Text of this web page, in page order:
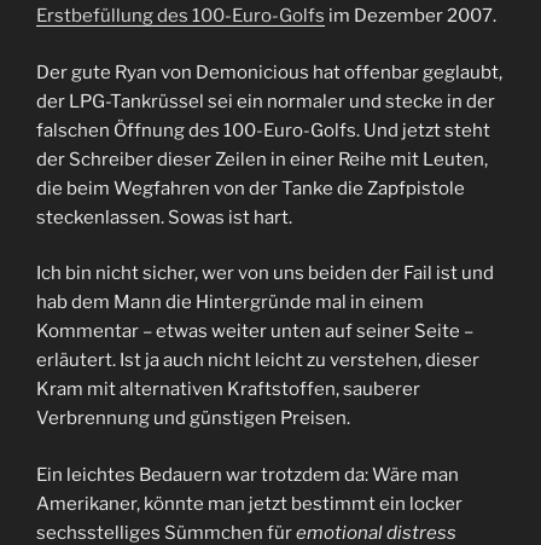
Erstbefüllung des 100-Euro-Golfs im Dezember 2007.
Der gute Ryan von Demonicious hat offenbar geglaubt,
der LPG-Tankrüssel sei ein normaler und stecke in der
falschen Öffnung des 100-Euro-Golfs. Und jetzt steht
der Schreiber dieser Zeilen in einer Reihe mit Leuten,
die beim Wegfahren von der Tanke die Zapfpistole
steckenlassen. Sowas ist hart.
Ich bin nicht sicher, wer von uns beiden der Fail ist und
hab dem Mann die Hintergründe mal in einem
Kommentar – etwas weiter unten auf seiner Seite –
erläutert. Ist ja auch nicht leicht zu verstehen, dieser
Kram mit alternativen Kraftstoffen, sauberer
Verbrennung und günstigen Preisen.
Ein leichtes Bedauern war trotzdem da: Wäre man
Amerikaner, könnte man jetzt bestimmt ein locker
sechsstelliges Sümmchen füremotional distress